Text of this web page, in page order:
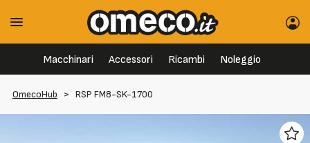
Macchinari Accessori Ricambi Noleggio
OmecoHub > RSP FM8-SK-1700